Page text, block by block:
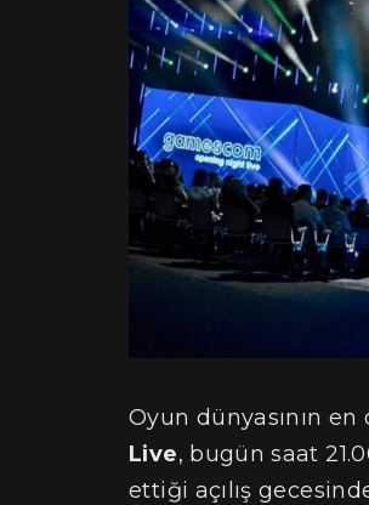
Oyun dünyasının
Live, bugün saat
ettiği açılış